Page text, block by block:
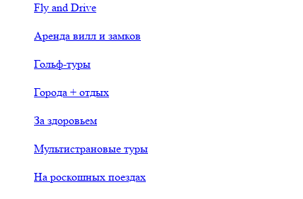
Fly and Drive
Аренда вилл и замков
Гольф-туры
Города + отдых
За здоровьем
Мультистрановые туры
На роскошных поездах